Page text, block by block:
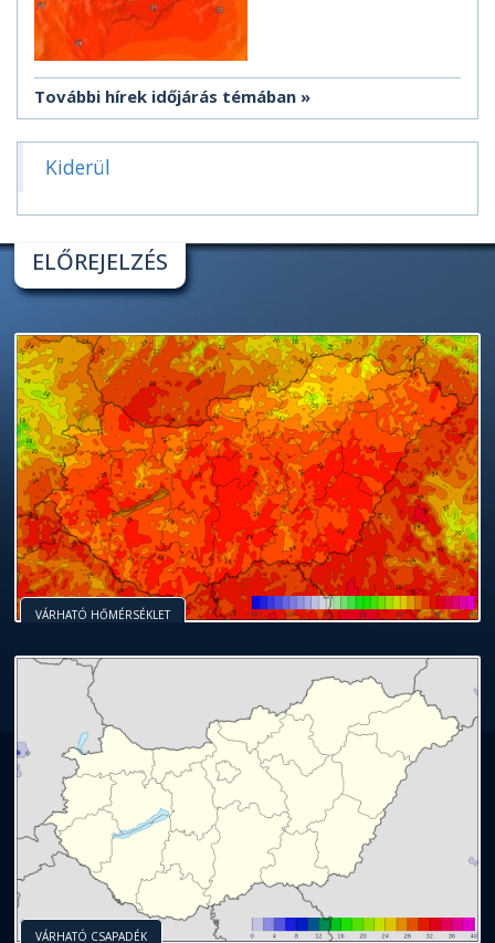
További hírek időjárás témában
Kiderül
ELŐREJELZÉS
VÁRHATÓ HŐMÉRSÉKLET
VÁRHATÓ CSAPADÉK